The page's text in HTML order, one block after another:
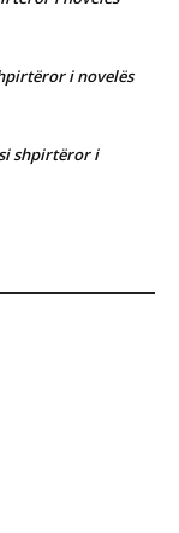
i novelës
shpirtëror i